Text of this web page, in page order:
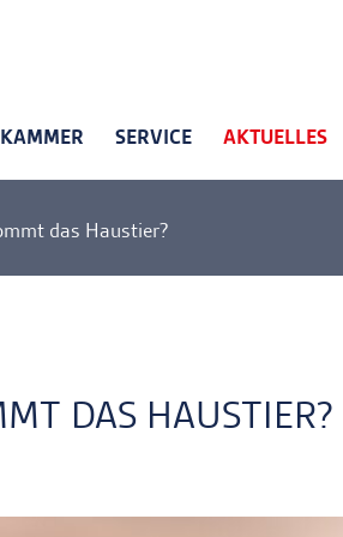
KAMMER SERVICE AKTUELLES
das Haustier?
DAS HAUSTIER?